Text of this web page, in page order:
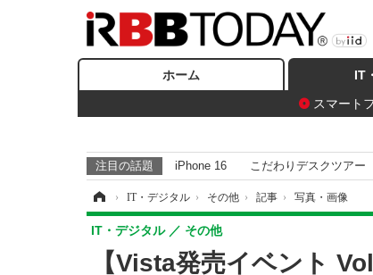
ホーム
IT
スマート
注目の話題 iPhone 16 こだわりデスクツアー
› IT・デジタル › その他 › 記事 › 写真・画像
【Vista発売イベント
IT・デジタル その他